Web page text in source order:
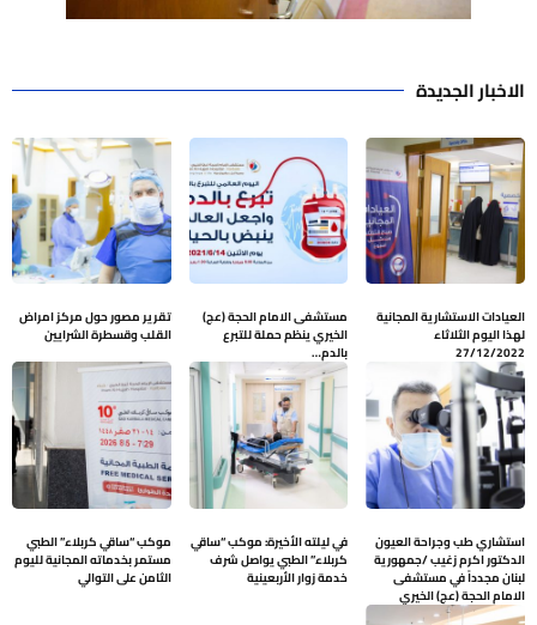
الاخبار الجديدة
العيادات الاستشارية المجانية
لهذا اليوم الثلاثاء
27/12/2022
مستشفى الامام الحجة (عج)
الخيري ينظم حملة للتبرع
بالدم…
تقرير مصور حول مركز امراض
القلب وقسطرة الشرايين
استشاري طب وجراحة العيون
الدكتور اكرم زغيب /جمهورية
لبنان مجدداً في مستشفى
الامام الحجة (عج) الخيري
في ليلته الأخيرة: موكب “ساقي
كربلاء” الطبي يواصل شرف
خدمة زوار الأربعينية
موكب “ساقي كربلاء” الطبي
مستمر بخدماته المجانية لليوم
الثامن على التوالي